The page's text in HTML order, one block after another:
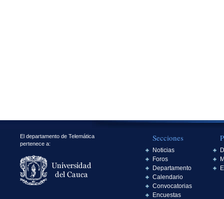
El departamento de Telemática
pertenece a:
Secciones
Noticias
Foros
Departamento
Calendario
Convocatorias
Encuestas